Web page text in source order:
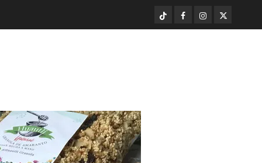
TikTokFacebook
Instagram
Twitter